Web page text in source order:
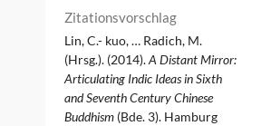
Zitationsvorschlag
Lin, C.- kuo, … Radich, M.
(Hrsg.). (2014).A Distant Mirror:
Articulating Indic Ideas in Sixth
and Seventh Century Chinese
Buddhism (Bde. 3). Hamburg